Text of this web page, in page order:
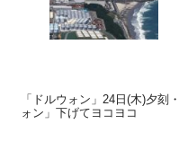
「ドルウォン」24日(木)夕刻
ォン」下げてヨコヨコ